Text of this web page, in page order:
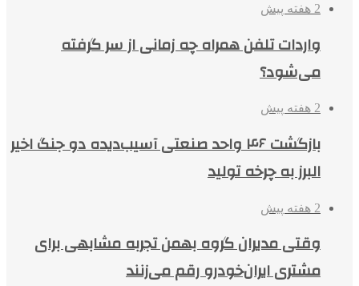
2 هفته پیش
واردات تلفن همراه چه زمانی از سر گرفته
می‌شود؟
2 هفته پیش
بازگشت ۴۶ واحد صنعتی آسیب‌دیده دو جنگ اخیر
البرز به چرخه تولید
2 هفته پیش
وقتی مدیران گروه بهمن تجربه مشابهی برای
مشتری ایران‌خودرو رقم می‌زنند